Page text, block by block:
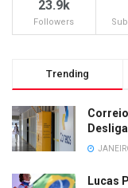
23.9k
Followers
Trending
Lucas